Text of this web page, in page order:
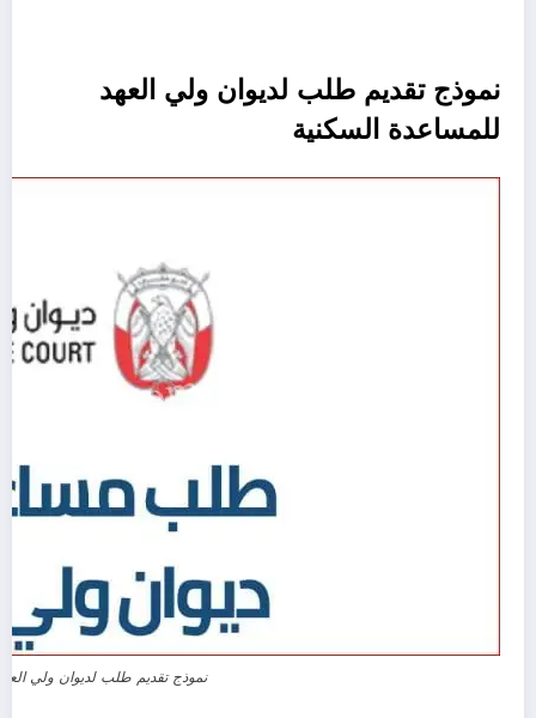
نموذج تقديم طلب لديوان ولي العهد
للمساعدة السكنية
نموذج تقديم طلب لديوان ولي